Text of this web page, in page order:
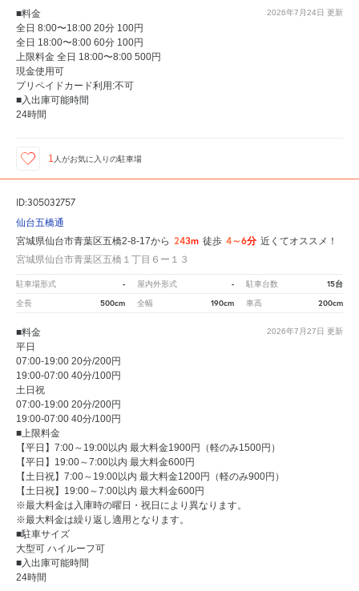
2026年7月24日 更新
■料金
全日 8:00〜18:00 20分 100円
全日 18:00〜8:00 60分 100円
上限料金 全日 18:00〜8:00 500円
現金使用可
プリペイドカード利用:不可
■入出庫可能時間
24時間
1 人がお気に入りの駐車場
ID:305032757
仙台五橋通
宮城県仙台市青葉区五橋2-8-17から 243m 徒歩 4～6分 近くてオススメ！
宮城県仙台市青葉区五橋１丁目６ー１３
駐車場形式 - 屋内外形式 - 駐車台数 15台
全長 500cm 全幅 190cm 車高 200cm
2026年7月27日 更新
■料金
平日
07:00-19:00 20分/200円
19:00-07:00 40分/100円
土日祝
07:00-19:00 20分/200円
19:00-07:00 40分/100円
■上限料金
【平日】7:00～19:00以内 最大料金1900円（軽のみ1500円）
【平日】19:00～7:00以内 最大料金600円
【土日祝】7:00～19:00以内 最大料金1200円（軽のみ900円）
【土日祝】19:00～7:00以内 最大料金600円
※最大料金は入庫時の曜日・祝日により異なります。
※最大料金は繰り返し適用となります。
■駐車サイズ
大型可 ハイルーフ可
■入出庫可能時間
24時間